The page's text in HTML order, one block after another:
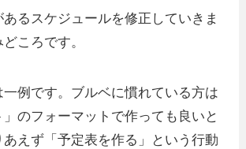
るスケジュールを修正していきま
ころです。
例です。ブルベに慣れている方は
」のフォーマットで作っても良いと
えず「予定表を作る」という行動